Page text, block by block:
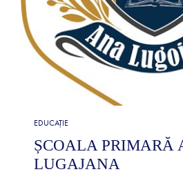
EDUCAȚIE
ȘCOALA PRIMARĂ
LUGAJANA